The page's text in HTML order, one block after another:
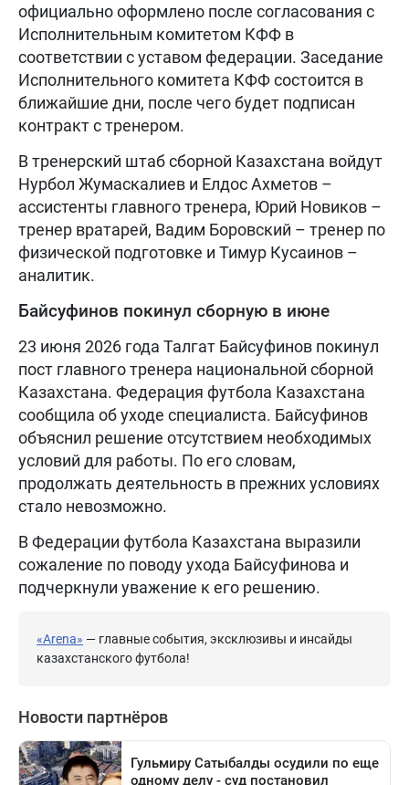
официально оформлено после согласования с
Исполнительным комитетом КФФ в
соответствии с уставом федерации. Заседание
Исполнительного комитета КФФ состоится в
ближайшие дни, после чего будет подписан
контракт с тренером.
В тренерский штаб сборной Казахстана войдут
Нурбол Жумаскалиев и Елдос Ахметов –
ассистенты главного тренера, Юрий Новиков –
тренер вратарей, Вадим Боровский – тренер по
физической подготовке и Тимур Кусаинов –
аналитик.
Байсуфинов покинул сборную в июне
23 июня 2026 года Талгат Байсуфинов покинул
пост главного тренера национальной сборной
Казахстана. Федерация футбола Казахстана
сообщила об уходе специалиста. Байсуфинов
объяснил решение отсутствием необходимых
условий для работы. По его словам,
продолжать деятельность в прежних условиях
стало невозможно.
В Федерации футбола Казахстана выразили
сожаление по поводу ухода Байсуфинова и
подчеркнули уважение к его решению.
«Arena» — главные события, эксклюзивы и инсайды
казахстанского футбола!